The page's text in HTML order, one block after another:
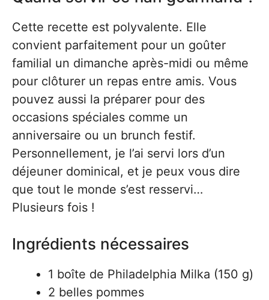
Cette recette est polyvalente. Elle
convient parfaitement pour un goûter
familial un dimanche après-midi ou même
pour clôturer un repas entre amis. Vous
pouvez aussi la préparer pour des
occasions spéciales comme un
anniversaire ou un brunch festif.
Personnellement, je l’ai servi lors d’un
déjeuner dominical, et je peux vous dire
que tout le monde s’est resservi…
Plusieurs fois !
Ingrédients nécessaires
1 boîte de Philadelphia Milka (150 g)
2 belles pommes